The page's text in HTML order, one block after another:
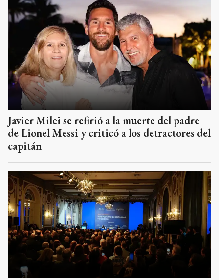
Javier Milei se refirió a la muerte del padre
de Lionel Messi y criticó a los detractores del
capitán